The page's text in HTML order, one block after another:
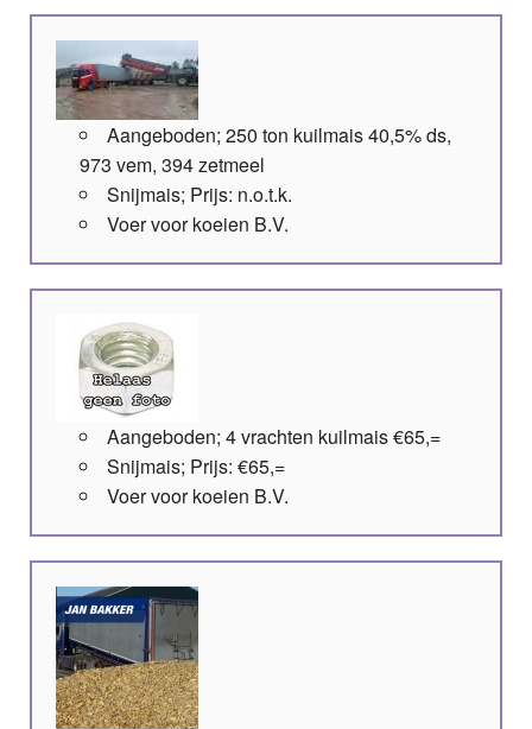
Aangeboden; 250 ton kuilmais 40,5% ds,
973 vem, 394 zetmeel
Snijmais; Prijs: n.o.t.k.
Voer voor koeien B.V.
Aangeboden; 4 vrachten kuilmais €65,=
Snijmais; Prijs: €65,=
Voer voor koeien B.V.